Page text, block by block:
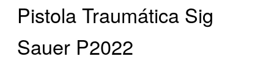
Pistola Traumática Sig
Sauer P2022